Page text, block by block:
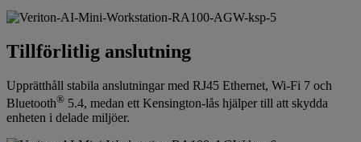
Tillförlitlig anslutning
Upprätthåll stabila anslutningar med RJ45 Ethernet, Wi-Fi 7 och
Bluetooth® 5.4, medan ett Kensington-lås hjälper till att skydda
enheten i delade miljöer.